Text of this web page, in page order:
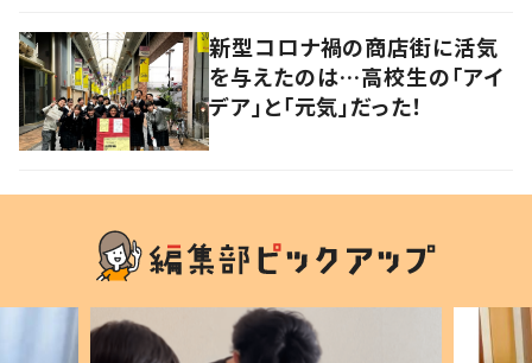
新型コロナ禍の商店街に活気
を与えたのは…高校生の「アイ
デア」と「元気」だった！